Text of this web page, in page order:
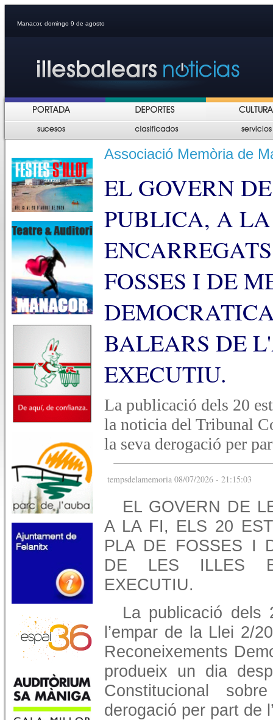
Manacor, domingo 9 de agosto
Associació Memòria de
EL GOVERN
PUBLICA, A LA
FOSSES I DE
BALEARS DE
EXECUTIU.
La publicació dels 20
la noticia del Tribunal
la seva derogació per
tempsdelamemoria 08/07/2026 - 21:15:03
EL GOVERN DE
A LA FI, ELS 20
PLA DE FOSSES I
DE LES ILLES
EXECUTIU.
La publicació dels
l’empar de la Llei 2/
Reconeixements
produeix un dia
Constitucional
derogació per part de